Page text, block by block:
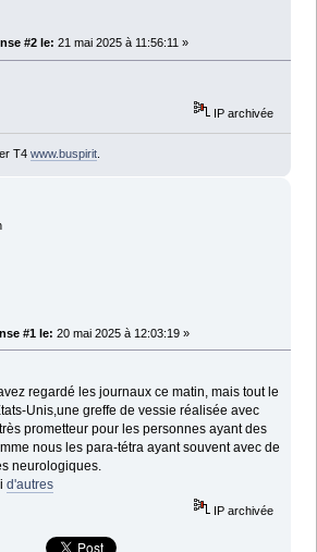
#2 le: 21 mai 2025 à 11:56:11 »
IP archivée
T4 www.buspirit.
#1 le: 20 mai 2025 à 12:03:19 »
regardé les journaux ce matin, mais tout le
Unis,une greffe de vessie réalisée avec
prometteur pour les personnes ayant des
nous les para-tétra ayant souvent avec de
neurologiques.
d'autres
IP archivée